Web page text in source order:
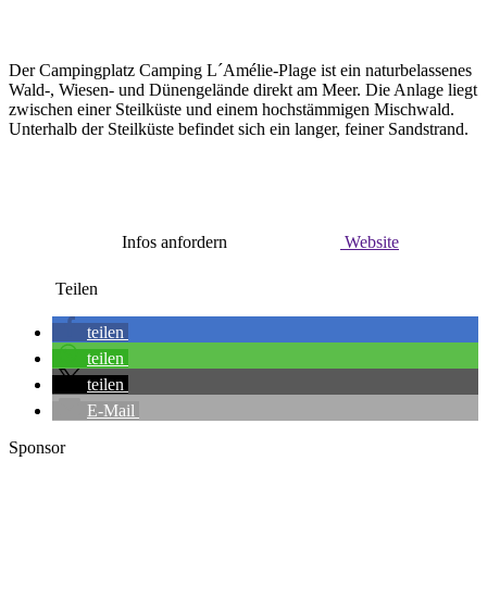
Der Campingplatz Camping L´Amélie-Plage ist ein naturbelassenes
Wald-, Wiesen- und Dünengelände direkt am Meer. Die Anlage liegt
zwischen einer Steilküste und einem hochstämmigen Mischwald.
Unterhalb der Steilküste befindet sich ein langer, feiner Sandstrand.
Infos anfordern Website
Teilen
teilen
teilen
teilen
E-Mail
Sponsor